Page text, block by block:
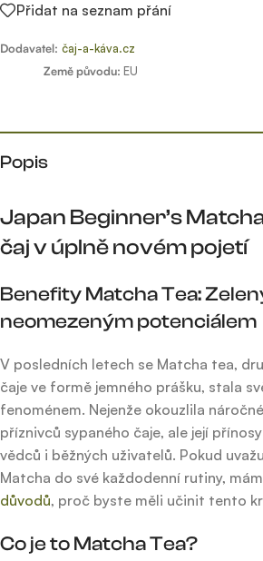
Přidat na seznam přání
Dodavatel: čaj-a-káva.cz
Země původu: EU
Popis
Japan Beginner’s
čaj v úplně novém pojetí
Benefity Matcha Tea:
neomezeným potenciálem
V posledních letech se Matcha tea,
čaje ve formě jemného prášku, stala
fenoménem. Nejenže okouzlila
příznivců sypaného čaje, ale její
vědců i běžných uživatelů. Pokud
Matcha do své každodenní rutiny,
důvodů, proč byste měli učinit tento
Co je to Matcha Tea?